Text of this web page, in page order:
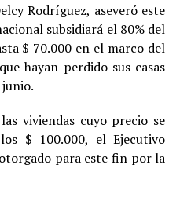
Rodríguez, aseveró este
subsidiará el 80% del
$ 70.000 en el marco del
hayan perdido sus casas
viviendas cuyo precio se
$ 100.000, el Ejecutivo
para este fin por la